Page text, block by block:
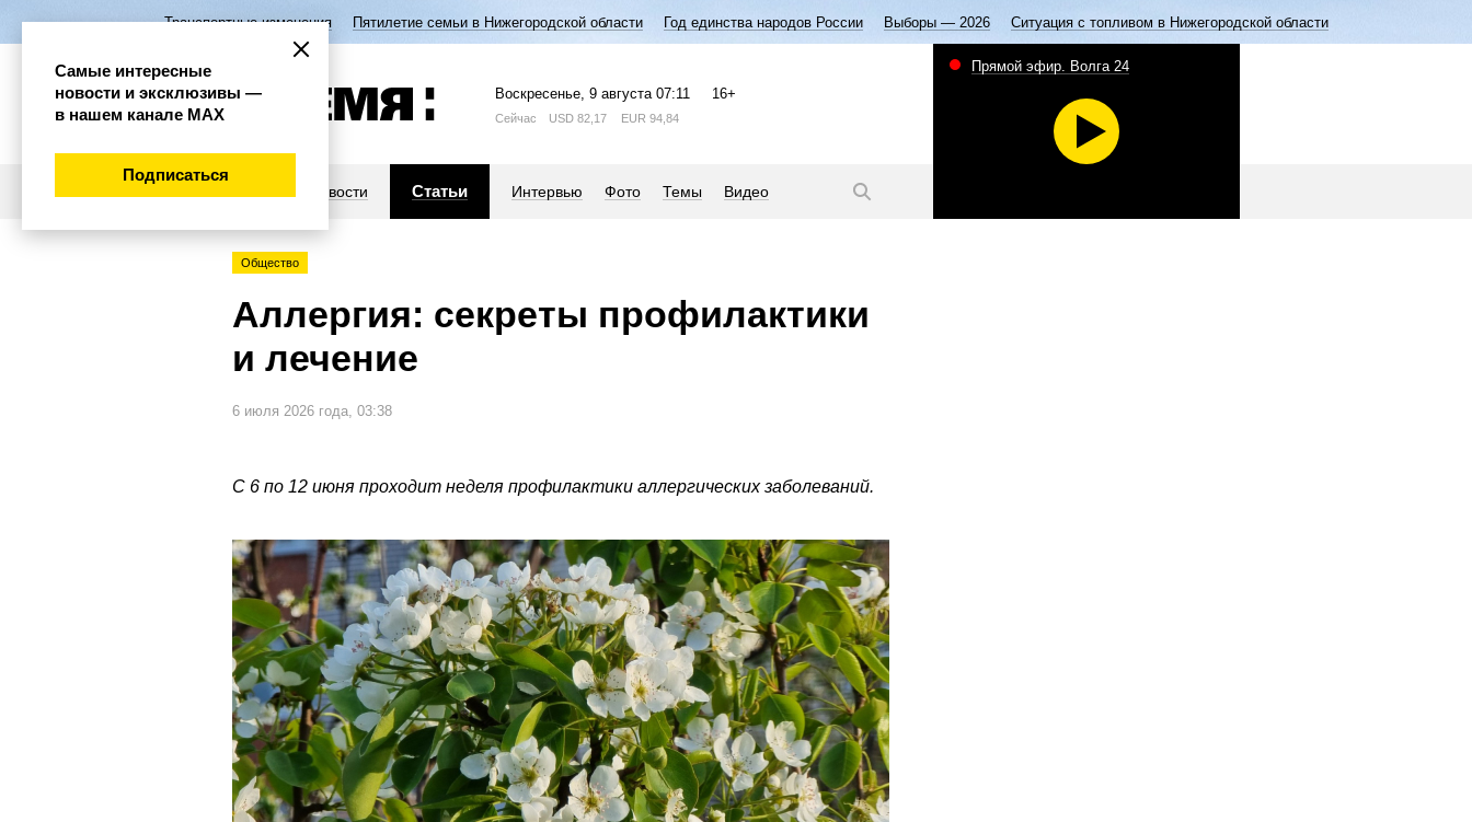
Транспортные изменения Пятилетие семьи в Нижегородской области Год единства народов России Выборы — 2026 Ситуация с топливом в Нижегородской области
Воскресенье, 9 августа 07:11 16+
Сейчас USD 82,17 EUR 94,84
Новости Статьи Интервью Фото Темы Видео
Прямой эфир. Волга 24
Общество
Аллергия: секреты профилактики
и лечение
6 июля 2026 года, 03:38
С 6 по 12 июня проходит неделя профилактики аллергических заболеваний.
Самые интересные
новости и эксклюзивы —
в нашем канале МАХ
Подписаться